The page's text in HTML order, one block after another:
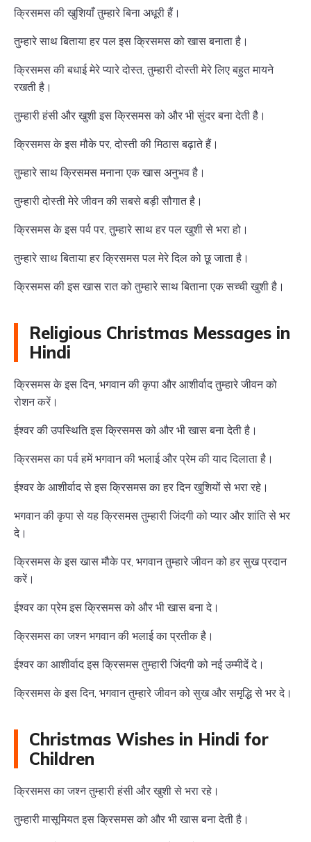
क्रिसमस की खुशियाँ तुम्हारे बिना अधूरी हैं।
तुम्हारे साथ बिताया हर पल इस क्रिसमस को खास बनाता है।
क्रिसमस की बधाई मेरे प्यारे दोस्त, तुम्हारी दोस्ती मेरे लिए बहुत मायने
रखती है।
तुम्हारी हंसी और खुशी इस क्रिसमस को और भी सुंदर बना देती है।
क्रिसमस के इस मौके पर, दोस्ती की मिठास बढ़ाते हैं।
तुम्हारे साथ क्रिसमस मनाना एक खास अनुभव है।
तुम्हारी दोस्ती मेरे जीवन की सबसे बड़ी सौगात है।
क्रिसमस के इस पर्व पर, तुम्हारे साथ हर पल खुशी से भरा हो।
तुम्हारे साथ बिताया हर क्रिसमस पल मेरे दिल को छू जाता है।
क्रिसमस की इस खास रात को तुम्हारे साथ बिताना एक सच्ची खुशी है।
Religious Christmas Messages in
Hindi
क्रिसमस के इस दिन, भगवान की कृपा और आशीर्वाद तुम्हारे जीवन को
रोशन करें।
ईश्वर की उपस्थिति इस क्रिसमस को और भी खास बना देती है।
क्रिसमस का पर्व हमें भगवान की भलाई और प्रेम की याद दिलाता है।
ईश्वर के आशीर्वाद से इस क्रिसमस का हर दिन खुशियों से भरा रहे।
भगवान की कृपा से यह क्रिसमस तुम्हारी जिंदगी को प्यार और शांति से भर
दे।
क्रिसमस के इस खास मौके पर, भगवान तुम्हारे जीवन को हर सुख प्रदान
करें।
ईश्वर का प्रेम इस क्रिसमस को और भी खास बना दे।
क्रिसमस का जश्न भगवान की भलाई का प्रतीक है।
ईश्वर का आशीर्वाद इस क्रिसमस तुम्हारी जिंदगी को नई उम्मीदें दे।
क्रिसमस के इस दिन, भगवान तुम्हारे जीवन को सुख और समृद्धि से भर दे।
Christmas Wishes in Hindi for
Children
क्रिसमस का जश्न तुम्हारी हंसी और खुशी से भरा रहे।
तुम्हारी मासूमियत इस क्रिसमस को और भी खास बना देती है।